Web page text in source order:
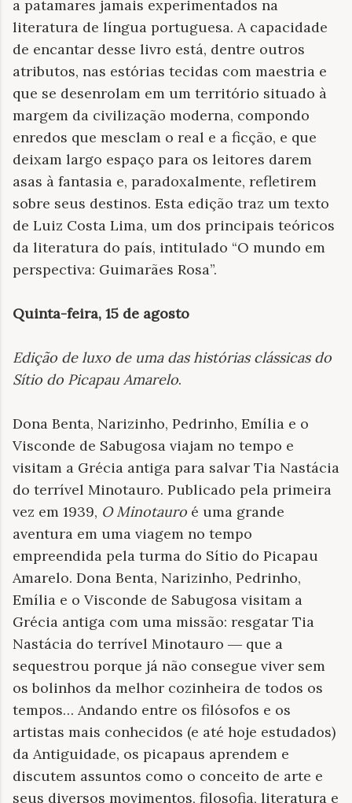
a patamares jamais experimentados na
literatura de língua portuguesa. A capacidade
de encantar desse livro está, dentre outros
atributos, nas estórias tecidas com maestria e
que se desenrolam em um território situado à
margem da civilização moderna, compondo
enredos que mesclam o real e a ficção, e que
deixam largo espaço para os leitores darem
asas à fantasia e, paradoxalmente, refletirem
sobre seus destinos. Esta edição traz um texto
de Luiz Costa Lima, um dos principais teóricos
da literatura do país, intitulado “O mundo em
perspectiva: Guimarães Rosa”.
Quinta-feira, 15 de agosto
Edição de luxo de uma das histórias clássicas do
Sítio do Picapau Amarelo.
Dona Benta, Narizinho, Pedrinho, Emília e o
Visconde de Sabugosa viajam no tempo e
visitam a Grécia antiga para salvar Tia Nastácia
do terrível Minotauro. Publicado pela primeira
vez em 1939, O Minotauro é uma grande
aventura em uma viagem no tempo
empreendida pela turma do Sítio do Picapau
Amarelo. Dona Benta, Narizinho, Pedrinho,
Emília e o Visconde de Sabugosa visitam a
Grécia antiga com uma missão: resgatar Tia
Nastácia do terrível Minotauro ― que a
sequestrou porque já não consegue viver sem
os bolinhos da melhor cozinheira de todos os
tempos… Andando entre os filósofos e os
artistas mais conhecidos (e até hoje estudados)
da Antiguidade, os picapaus aprendem e
discutem assuntos como o conceito de arte e
seus diversos movimentos, filosofia, literatura e